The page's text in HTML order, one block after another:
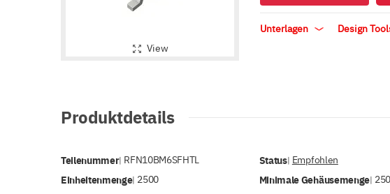
View
Unterlagen Design
Produktdetails
Teilenummer| RFN10BM6SFHTL Status| Empfohlen
Einheitenmenge| 2500 Minimale Gehäusemenge|